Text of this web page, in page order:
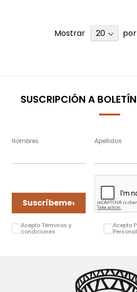
Mostrar
SUSCRIPCIÓN A
Nombres Apellidos
Suscríbeme›
Acepto Términos y
condiciones
Acepto